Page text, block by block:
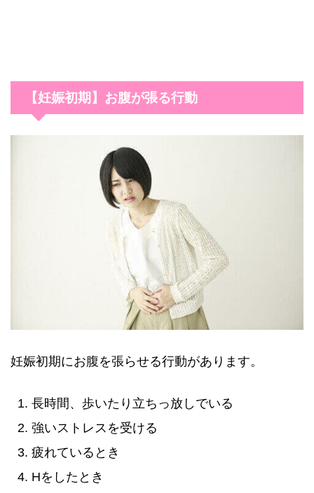
【妊娠初期】お腹が張る行動
妊娠初期にお腹を張らせる行動があります。
長時間、歩いたり立ちっ放しでいる
強いストレスを受ける
疲れているとき
Hをしたとき